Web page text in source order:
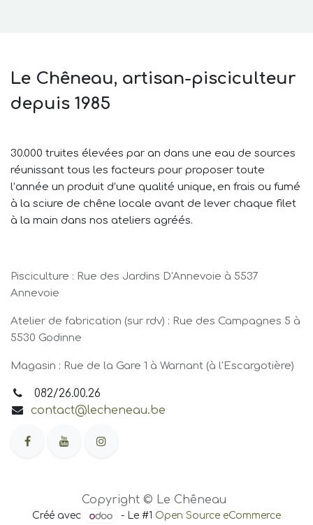
Le Chêneau, artisan-pisciculteur
depuis 1985
30.000 truites élevées par an dans une eau de sources
réunissant tous les facteurs pour proposer toute
l’année un produit d’une qualité unique, en frais ou fumé
à la sciure de chêne locale avant de lever chaque filet
à la main dans nos ateliers agréés.
Pisciculture : Rue des Jardins D'Annevoie à 5537
Annevoie
Atelier de fabrication (sur rdv) : Rue des Campagnes 5 à
5530 Godinne
Magasin : Rue de la Gare 1 à Warnant (à l'Escargotière)
082/26.00.26
contact@lecheneau.be
Copyright © Le Chêneau
Créé avec - Le #1 Open Source eCommerce